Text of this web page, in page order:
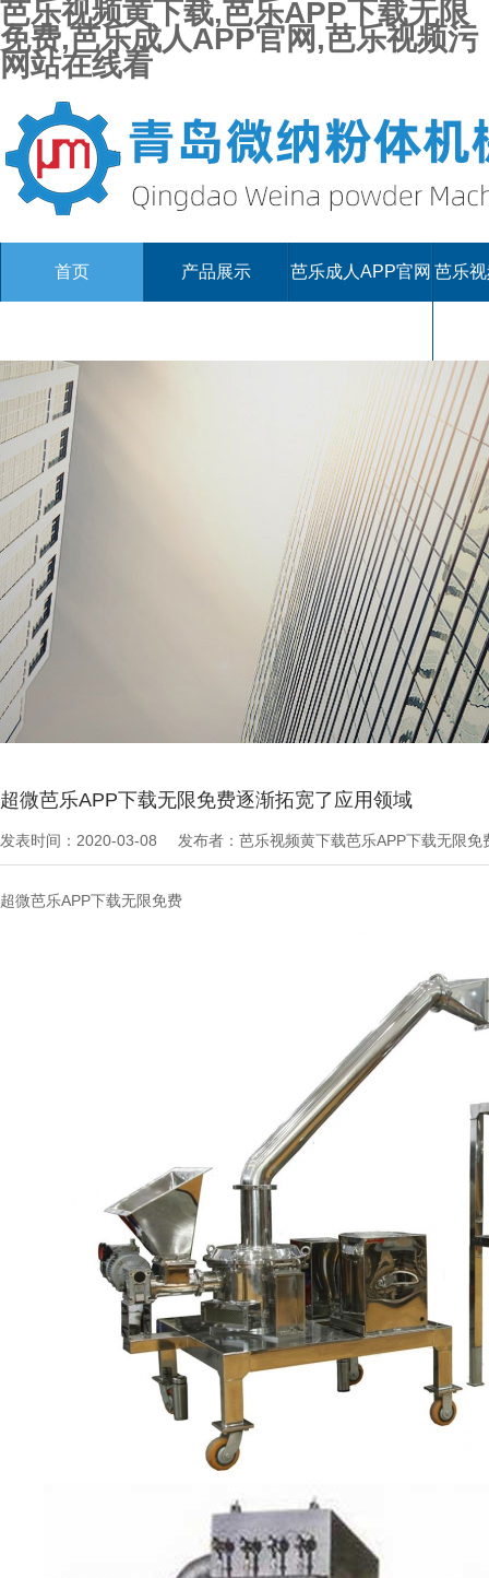
芭乐视频黄下载,芭乐APP下载无限
免费,芭乐成人APP官网,芭乐视频污
网站在线看
首页 产品展示 芭乐成人APP官网 芭乐
芭乐APP下载无限免费文章>最新资讯
超微芭乐APP下载无限免费逐渐拓宽了应用领域
发表时间：2020-03-08 发布者：芭乐视频黄下载芭乐APP下载无限
超微芭乐APP下载无限免费